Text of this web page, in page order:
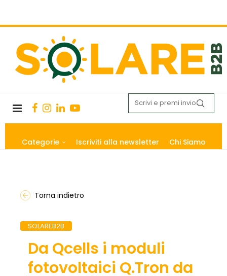
Categorie Iscriviti alla newsletter Chi Siamo
Torna indietro
SOLAREB2B
Da Qcells i moduli
fotovoltaici Q.Tron da